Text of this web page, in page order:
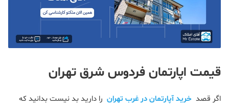
قیمت اپارتمان فردوس شرق تهران
اگر قصد خرید آپارتمان در غرب تهران را دارید بد نیست بدانید که